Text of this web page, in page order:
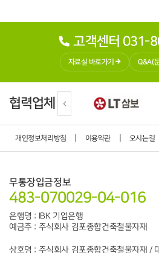
고객센터 031-
자료실 바로가기 Q&A(
협력업체
개인정보처리방침 이용약관 오시는길
상호명 : 주식회사 김포종합건축철물자재 /
무통장입금정보
483-070029-04-016
은행명 : IBK 기업은행
예금주 : 주식회사 김포종합건축철물자재